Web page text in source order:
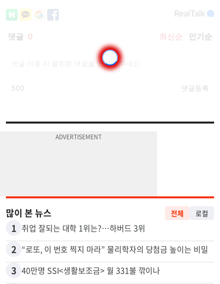
많이 본 뉴스 전체 로컬
1 취업 잘되는 대학 1위는?…하버드 3위
2 “로또, 이 번호 찍지 마라” 물리학자의 당첨금 높이는 비밀
3 40만명 SSI<생활보조금> 월 331불 깎이나